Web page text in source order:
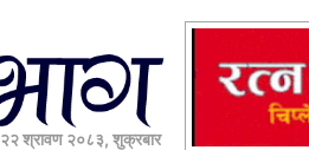
२२ श्रावण २०८३, शुक्रबार